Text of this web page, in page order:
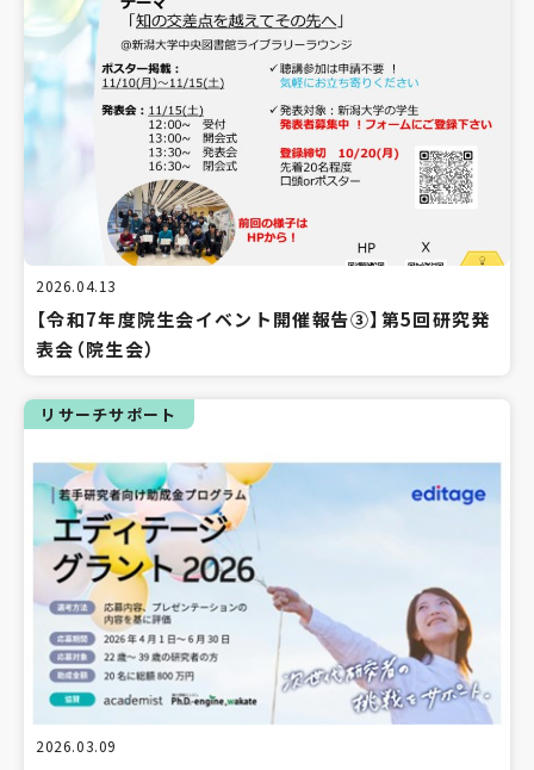
2026.04.13
【令和7年度院生会イベント開催報告③】第5回研究発
表会（院生会）
リサーチサポート
2026.03.09